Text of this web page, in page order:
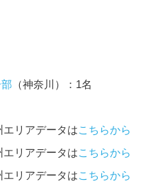
（神奈川）：1名
リアデータはこちらから
リアデータはこちらから
リアデータはこちらから